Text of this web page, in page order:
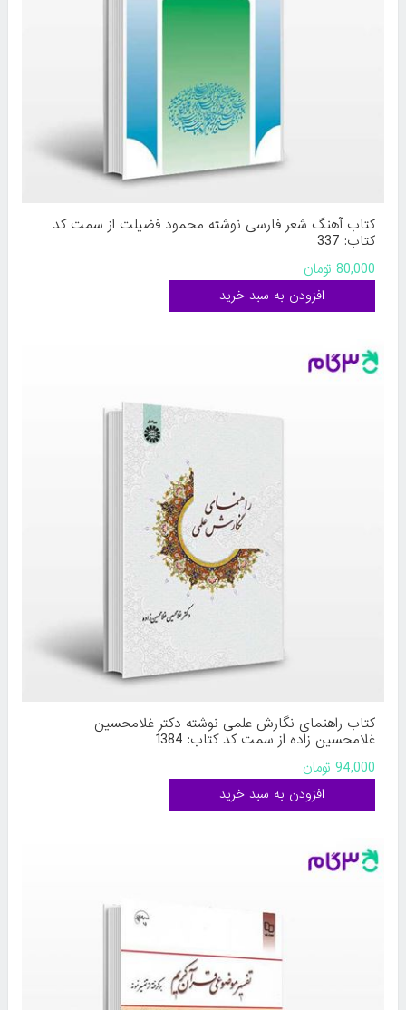
کتاب آهنگ شعر فارسی نوشته محمود فضیلت از سمت کد
کتاب: 337
80,000 تومان
کتاب راهنمای نگارش علمی نوشته دکتر غلامحسین
غلامحسین‌ زاده از سمت کد کتاب: 1384
94,000 تومان